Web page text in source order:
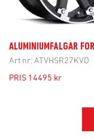
Art nr: ATVHSR27KVD
PRIS 14495 kr